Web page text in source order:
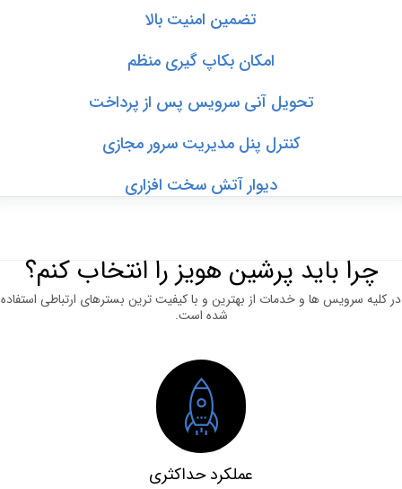
تضمین امنیت بالا
امکان بکاپ گیری منظم
تحویل آنی سرویس پس از پرداخت
کنترل پنل مدیریت سرور مجازی
دیوار آتش سخت افزاری
چرا باید پرشین هویز را انتخاب کنم؟
سرویس ها و خدمات از بهترین و با کیفیت ترین بسترهای ارتباطی استفاده
شده است.
عملکرد حداکثری